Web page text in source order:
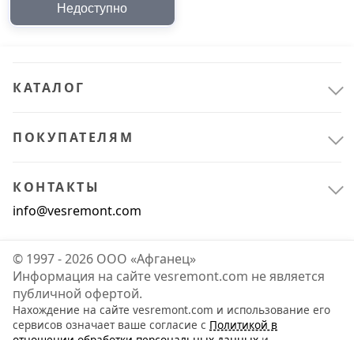
Недоступно
КАТАЛОГ
ПОКУПАТЕЛЯМ
КОНТАКТЫ
info@vesremont.com
© 1997 - 2026 ООО «Афганец»
Информация на сайте vesremont.com не является
публичной офертой.
Нахождение на сайте vesremont.com и использование его
сервисов означает ваше согласие с Политикой в